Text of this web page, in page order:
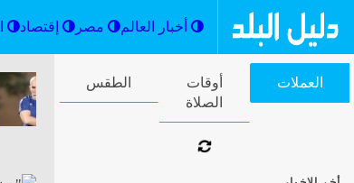
أخبار العالم مصر
العملات أوقات الصلاة الطقس
أخر الاخبار